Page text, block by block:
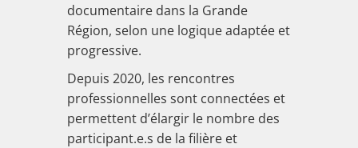
documentaire dans la Grande
Région, selon une logique adaptée et
progressive.
Depuis 2020, les rencontres
professionnelles sont connectées et
permettent d’élargir le nombre des
participant.e.s de la filière et